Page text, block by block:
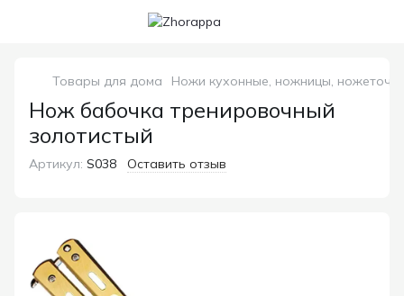
Товары для дома Ножи кухонные, ножницы,
Нож бабочка тренировочный
золотистый
Артикул: S038 Оставить отзыв